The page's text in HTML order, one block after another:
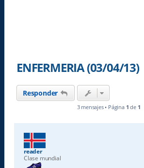
ENFERMERIA (03/04/13)
Responder
3 mensajes • Página 1 de 1
reader
Clase mundial